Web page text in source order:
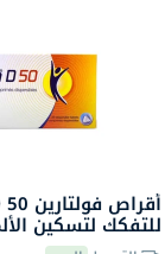
للتفكك لتسكين الألم، 20